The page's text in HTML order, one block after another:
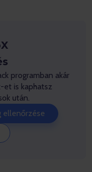
programban akár
et is kaphatsz
után.
ellenőrzése